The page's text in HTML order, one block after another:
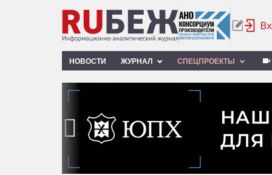
НОВОСТИ ЖУРНАЛ СПЕЦПРОЕКТЫ
‹